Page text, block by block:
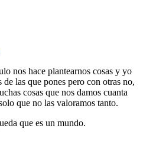
nos hace plantearnos cosas y yo
las que pones pero con otras no,
cosas que nos damos cuanta
que no las valoramos tanto.
que es un mundo.